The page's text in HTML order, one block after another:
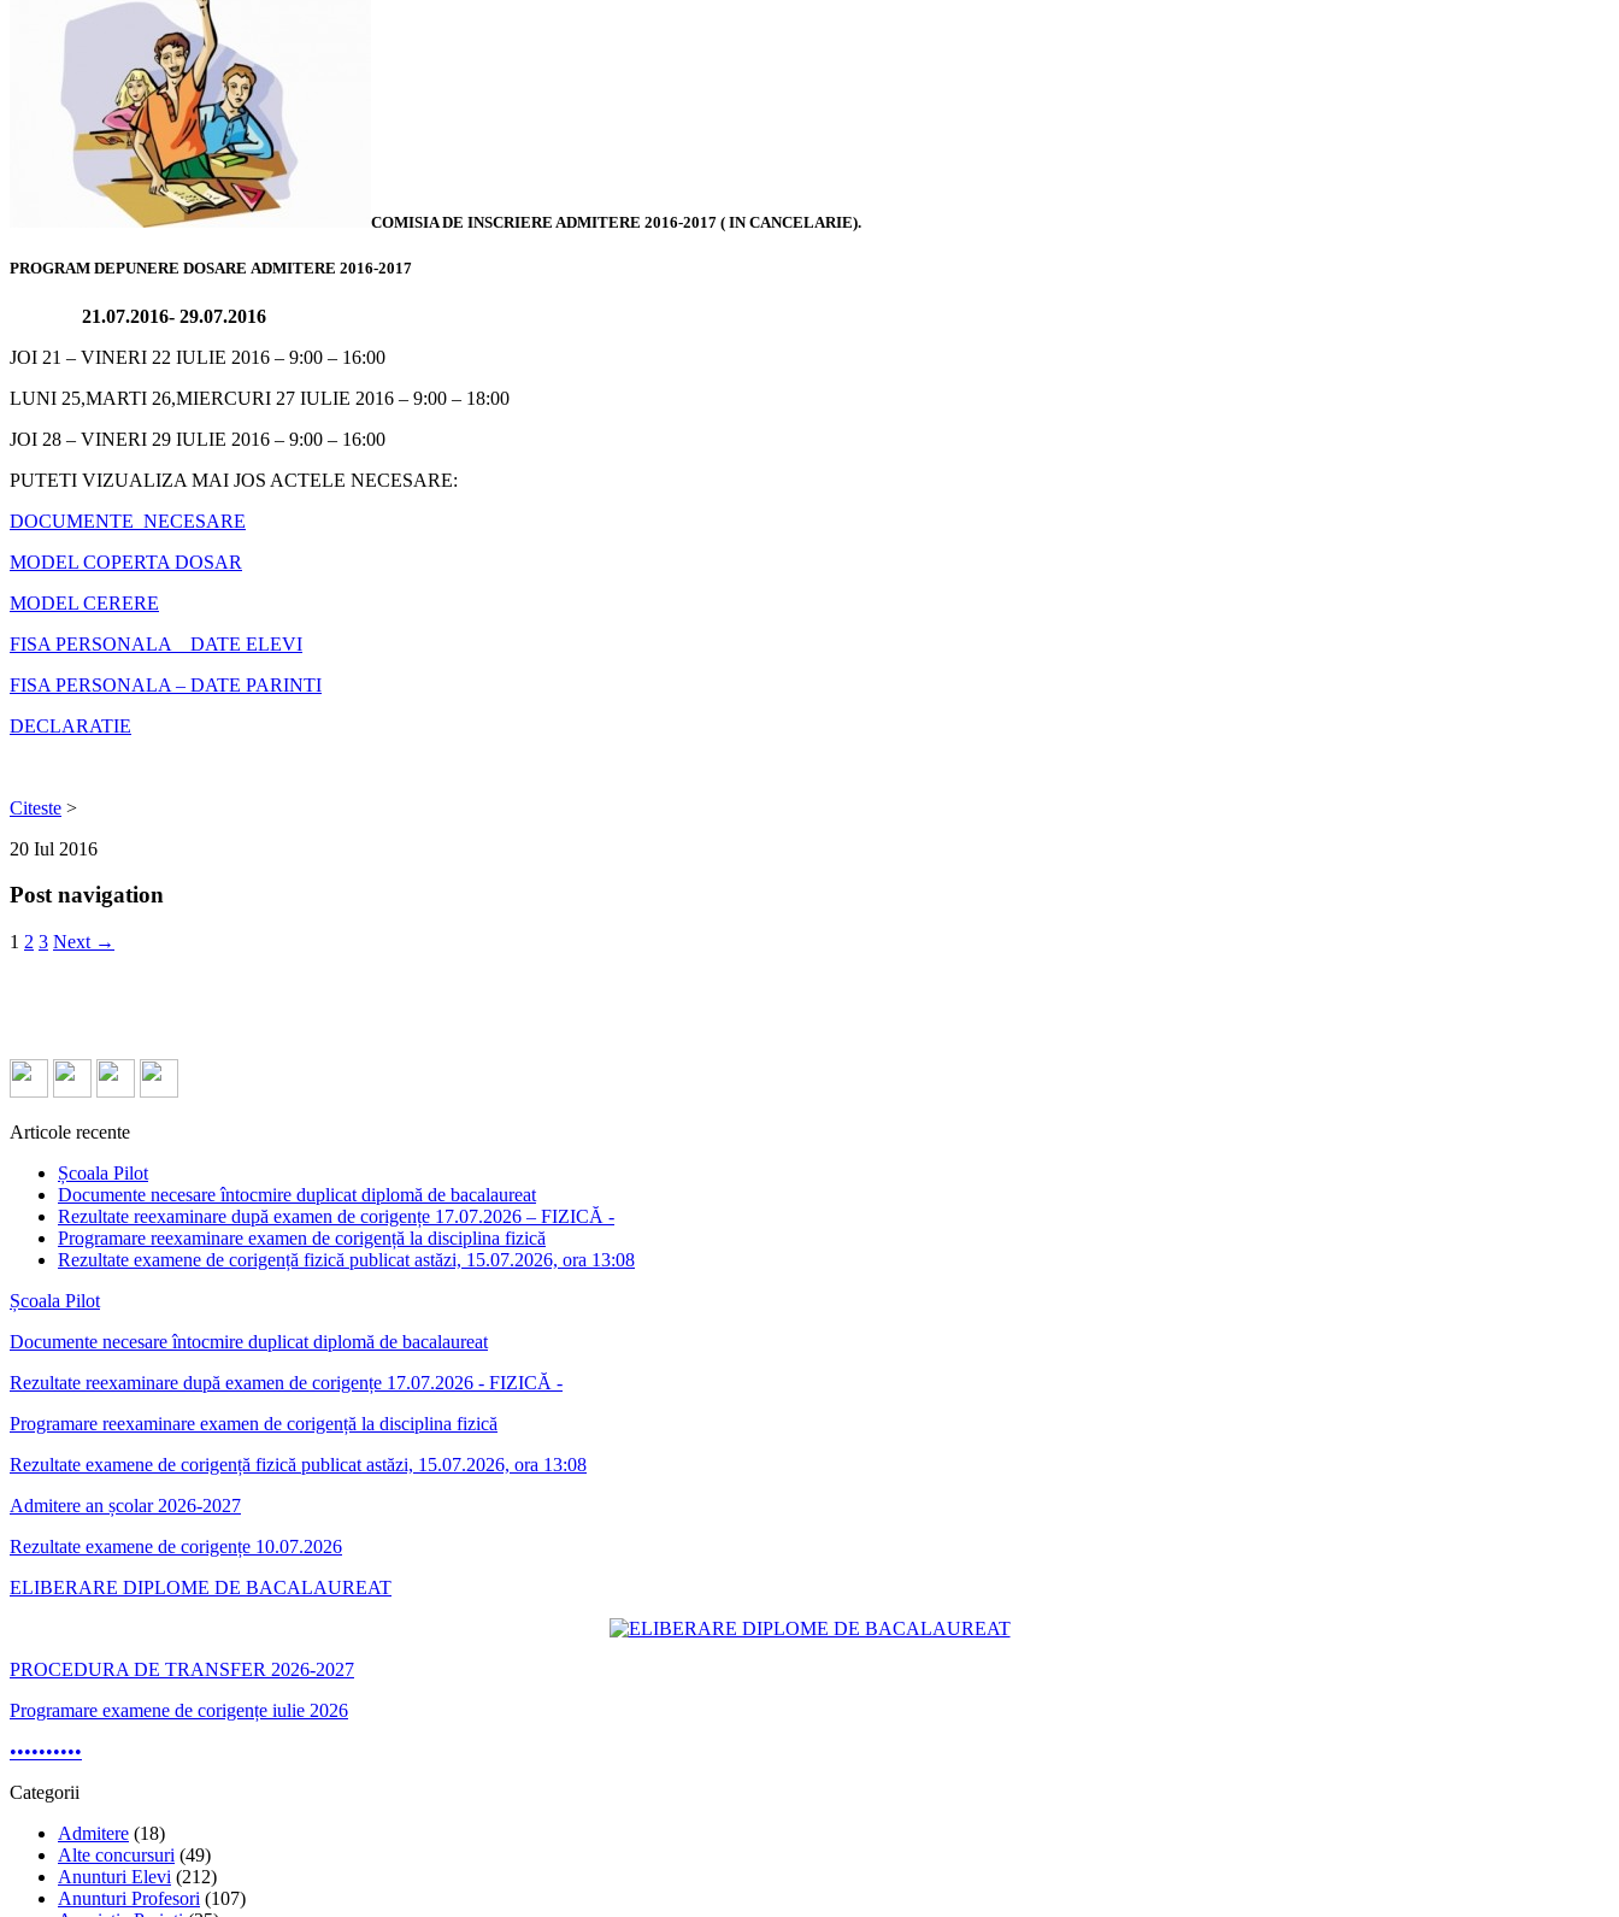
COMISIA DE INSCRIERE ADMITERE 2016-2017 ( IN CANCELARIE).
PROGRAM DEPUNERE DOSARE ADMITERE 2016-2017
21.07.2016- 29.07.2016
JOI 21 – VINERI 22 IULIE 2016 – 9:00 – 16:00
LUNI 25,MARTI 26,MIERCURI 27 IULIE 2016 – 9:00 – 18:00
JOI 28 – VINERI 29 IULIE 2016 – 9:00 – 16:00
PUTETI VIZUALIZA MAI JOS ACTELE NECESARE:
DOCUMENTE_NECESARE
MODEL COPERTA DOSAR
MODEL CERERE
FISA PERSONALA _ DATE ELEVI
FISA PERSONALA – DATE PARINTI
DECLARATIE
Citeste >
20 Iul 2016
Post navigation
1 2 3 Next →
Articole recente
Școala Pilot
Documente necesare întocmire duplicat diplomă de bacalaureat
Rezultate reexaminare după examen de corigențe 17.07.2026 – FIZICĂ -
Programare reexaminare examen de corigență la disciplina fizică
Rezultate examene de corigență fizică publicat astăzi, 15.07.2026, ora 13:08
Școala Pilot
Documente necesare întocmire duplicat diplomă de bacalaureat
Rezultate reexaminare după examen de corigențe 17.07.2026 - FIZICĂ -
Programare reexaminare examen de corigență la disciplina fizică
Rezultate examene de corigență fizică publicat astăzi, 15.07.2026, ora 13:08
Admitere an școlar 2026-2027
Rezultate examene de corigențe 10.07.2026
ELIBERARE DIPLOME DE BACALAUREAT
PROCEDURA DE TRANSFER 2026-2027
Programare examene de corigențe iulie 2026
••••••••••
Categorii
Admitere (18)
Alte concursuri (49)
Anunturi Elevi (212)
Anunturi Profesori (107)